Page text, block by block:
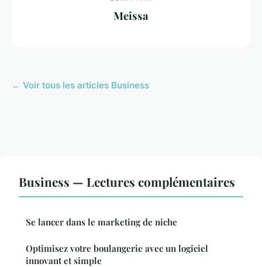
Meissa
← Voir tous les articles Business
Business — Lectures complémentaires
Se lancer dans le marketing de niche
Optimisez votre boulangerie avec un logiciel
innovant et simple